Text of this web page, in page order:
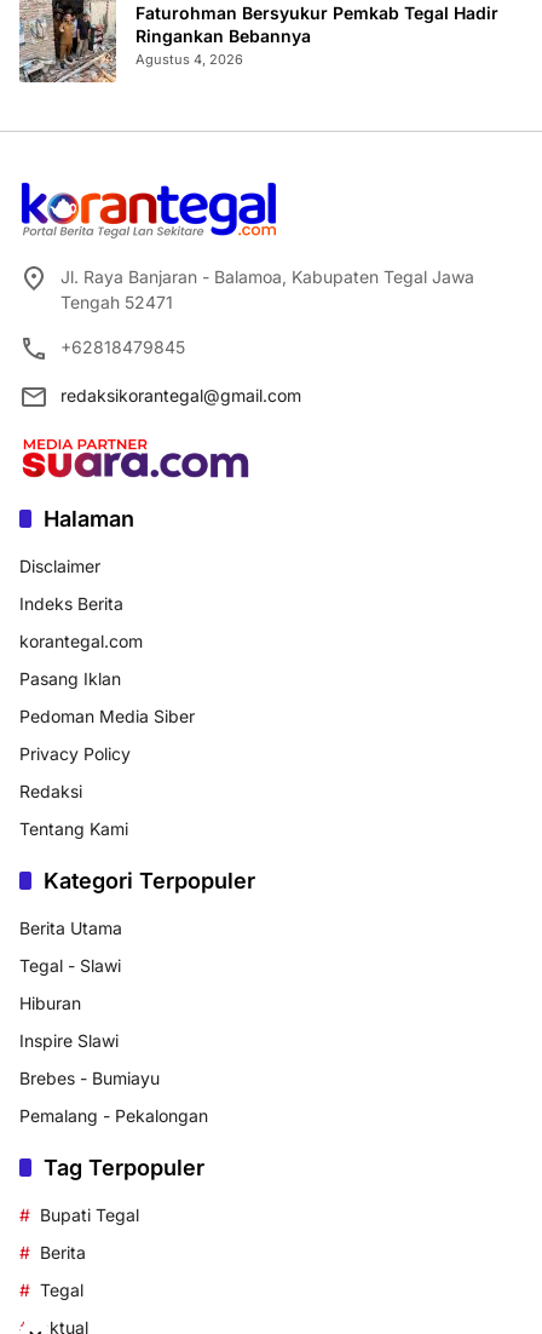
Faturohman Bersyukur Pemkab Tegal Hadir
Ringankan Bebannya
Agustus 4, 2026
Jl. Raya Banjaran - Balamoa, Kabupaten Tegal Jawa
Tengah 52471
+62818479845
redaksikorantegal@gmail.com
Halaman
Disclaimer
Indeks Berita
korantegal.com
Pasang Iklan
Pedoman Media Siber
Privacy Policy
Redaksi
Tentang Kami
Kategori Terpopuler
Berita Utama
Tegal - Slawi
Hiburan
Inspire Slawi
Brebes - Bumiayu
Pemalang - Pekalongan
Tag Terpopuler
Bupati Tegal
Berita
Tegal
aktual